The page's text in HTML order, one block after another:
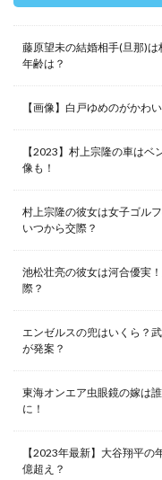
藤原望未の結婚相手(旦那)
年齢は？
【画像】白戸ゆめのがかわ
【2023】村上宗隆の車は
像も！
村上宗隆の彼女は女子ゴル
いつから交際？
池松壮亮の彼女は河合優実
際？
エンゼルスの兜はいくら？
が発案？
東海オンエア虫眼鏡の嫁は
に！
【2023年最新】大谷翔平
億超え？